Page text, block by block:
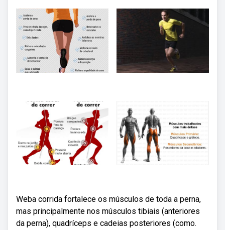
Weba corrida fortalece os músculos de toda a perna,
mas principalmente nos músculos tibiais (anteriores
da perna), quadríceps e cadeias posteriores (como.